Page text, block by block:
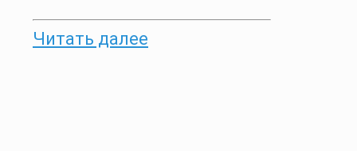
Читать далее